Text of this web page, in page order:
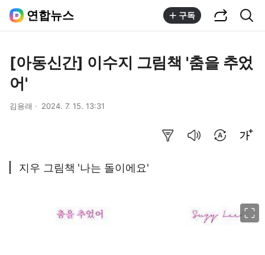
연합뉴스 구독
[아동신간] 이수지 그림책 '춤을 추었
어'
김용래 2024. 7. 15. 13:31
지우 그림책 '나는 돌이에요'